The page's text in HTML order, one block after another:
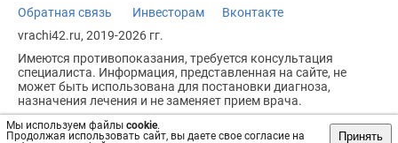
Мы используем файлы cookie.
Продолжая использовать сайт, вы даете свое согласие на
Принять
Обратная связь Инвесторам
Вконтакте
vrachi42.ru, 2019-2026 гг.
Имеются противопоказания, требуется консультация
специалиста. Информация, представленная на сайте, не
может быть использована для постановки диагноза,
назначения лечения и не заменяет прием врача.
Возрастное ограничение: 18+